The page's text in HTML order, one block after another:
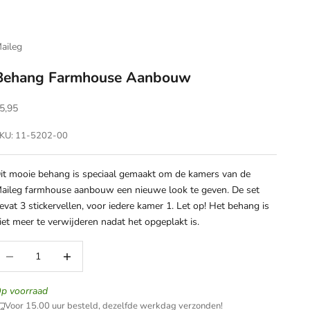
Farmhouse Aanbouw
11-5202-00
mooie behang is speciaal gemaakt om de kamers van de
farmhouse aanbouw een nieuwe look te geven. De set
3 stickervellen, voor iedere kamer 1. Let op! Het behang is
meer te verwijderen nadat het opgeplakt is.
voorraad
Voor 15.00 uur besteld, dezelfde werkdag verzonden!